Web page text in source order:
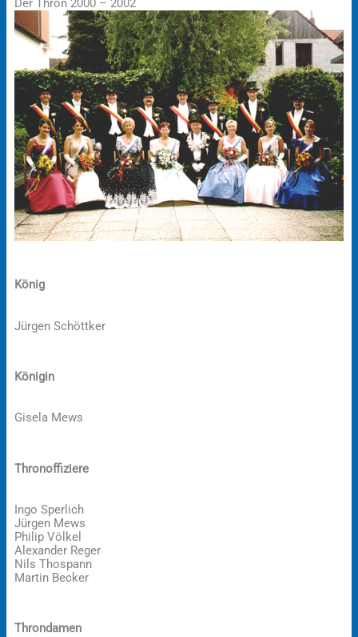
Der Thron 2000 – 2002
König
Jürgen Schöttker
Königin
Gisela Mews
Thronoffiziere
Ingo Sperlich
Jürgen Mews
Philip Völkel
Alexander Reger
Nils Thospann
Martin Becker
Throndamen